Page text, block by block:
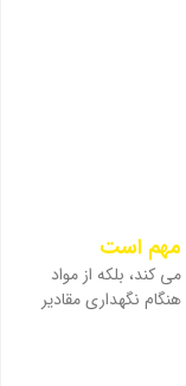
بلکه از مواد
نگهداری مقادیر